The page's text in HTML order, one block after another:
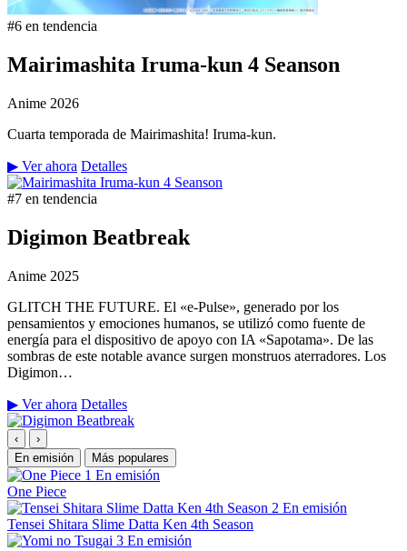
#6 en tendencia
Mairimashita Iruma-kun 4 Seanson
Anime 2026
Cuarta temporada de Mairimashita! Iruma-kun.
▶ Ver ahora Detalles
#7 en tendencia
Digimon Beatbreak
Anime 2025
GLITCH THE FUTURE. El «e-Pulse», generado por los
pensamientos y emociones humanos, se utilizó como fuente de
energía para el dispositivo de apoyo con IA «Sapotama». De las
sombras de este notable avance surgen monstruos aterradores. Los
Digimon…
▶ Ver ahora Detalles
‹
›
En emisión
Más populares
1 En emisión
One Piece
2 En emisión
Tensei Shitara Slime Datta Ken 4th Season
3 En emisión